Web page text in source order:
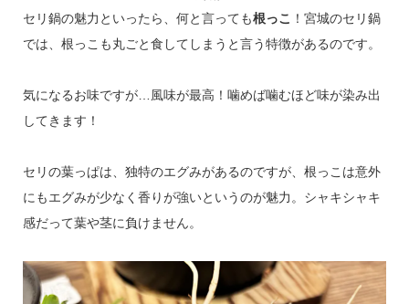
セリ鍋の魅力といったら、何と言っても根っこ ！宮城のセリ鍋
では、根っこも丸ごと食してしまうと言う特徴があるのです。
気になるお味ですが…風味が最高！噛めば噛むほど味が染み出
してきます！
セリの葉っぱは、独特のエグみがあるのですが、根っこは意外
にもエグみが少なく香りが強いというのが魅力。シャキシャキ
感だって葉や茎に負けません。